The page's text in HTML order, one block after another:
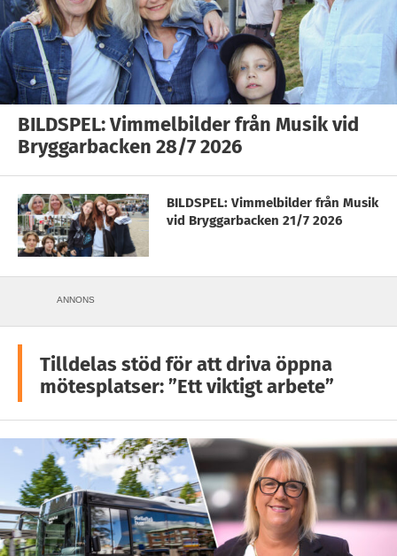
BILDSPEL: Vimmelbilder från Musik vid
Bryggarbacken 28/7 2026
BILDSPEL: Vimmelbilder från Musik
vid Bryggarbacken 21/7 2026
ANNONS
Tilldelas stöd för att driva öppna
mötesplatser: ”Ett viktigt arbete”